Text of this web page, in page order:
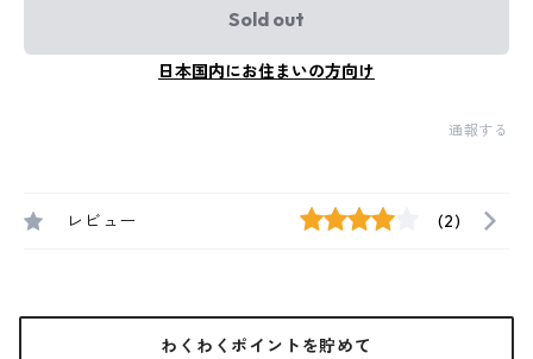
Sold out
日本国内にお住まいの方向け
通報する
レビュー (2)
わくわくポイントを貯めて